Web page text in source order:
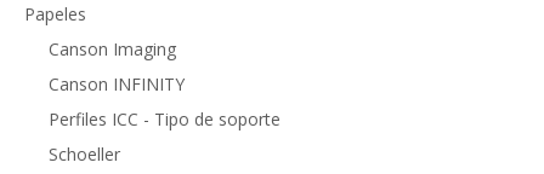
Papeles
Canson Imaging
Canson INFINITY
Perfiles ICC - Tipo de soporte
Schoeller